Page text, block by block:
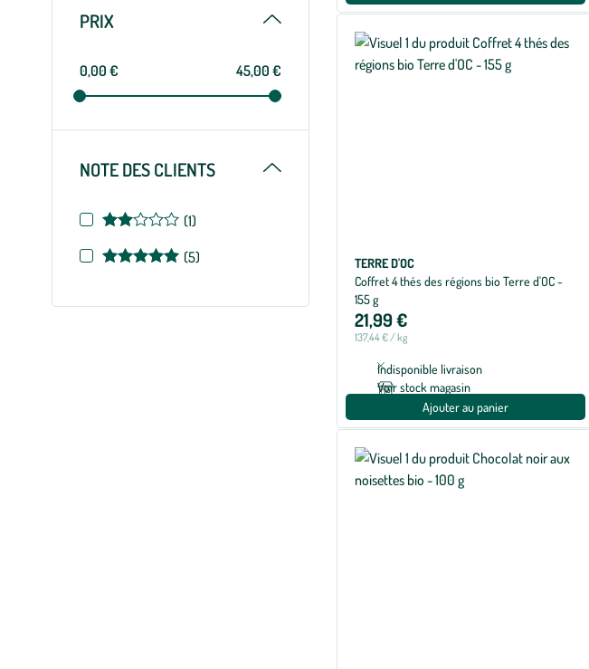
PRIX Replier
0,00 € 45,00 €
NOTE DES CLIENTS Replier
Note
2
5
(1)
Note
(5)
TERRE D'OC
Coffret 4 thés des régions bio Terre d'OC -
155 g
21,99 €
137,44 € / kg
Indisponible livraison
Voir stock magasin
Ajouter au panier